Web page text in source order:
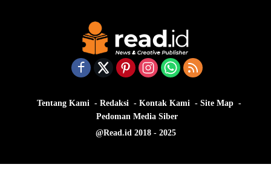
Tentang Kami Redaksi Kontak Kami
Site Map
Pedoman Media Siber
@Read.id 2018 - 2025